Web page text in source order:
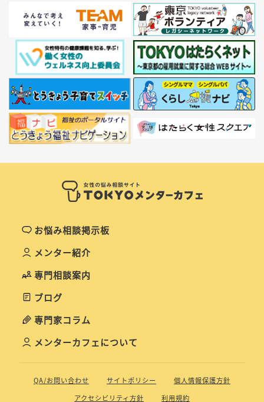
お悩み相談掲示板
メンター紹介
専門相談案内
ブログ
専門家コラム
メンターカフェについて
QA/お問い合わせ サイトポリシー
個人情報保護方針
アクセシビリティ方針
利用規約